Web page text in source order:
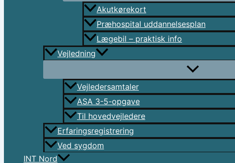
Akutkørekort
Præhospital uddannelsesplan
Lægebil – praktisk info
Vejledning
Vejledersamtaler
ASA 3-5-opgave
Til hovedvejledere
Erfaringsregistrering
Ved sygdom
INT Nord